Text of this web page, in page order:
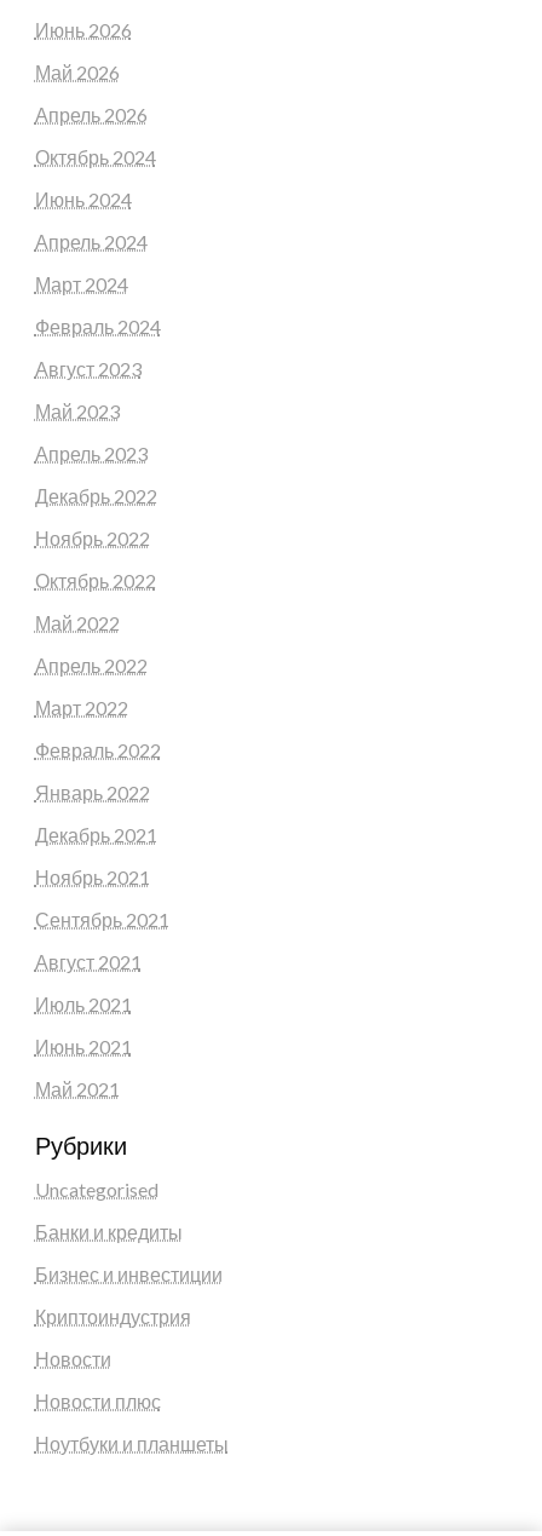
Июнь 2026
Май 2026
Апрель 2026
Октябрь 2024
Июнь 2024
Апрель 2024
Март 2024
Февраль 2024
Август 2023
Май 2023
Апрель 2023
Декабрь 2022
Ноябрь 2022
Октябрь 2022
Май 2022
Апрель 2022
Март 2022
Февраль 2022
Январь 2022
Декабрь 2021
Ноябрь 2021
Сентябрь 2021
Август 2021
Июль 2021
Июнь 2021
Май 2021
Рубрики
Uncategorised
Банки и кредиты
Бизнес и инвестиции
Криптоиндустрия
Новости
Новости плюс
Ноутбуки и планшеты